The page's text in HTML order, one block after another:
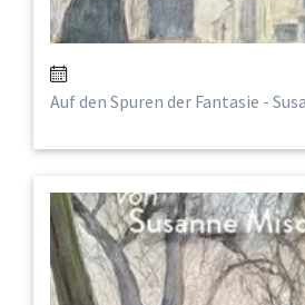
Auf den Spuren der Fantasie -